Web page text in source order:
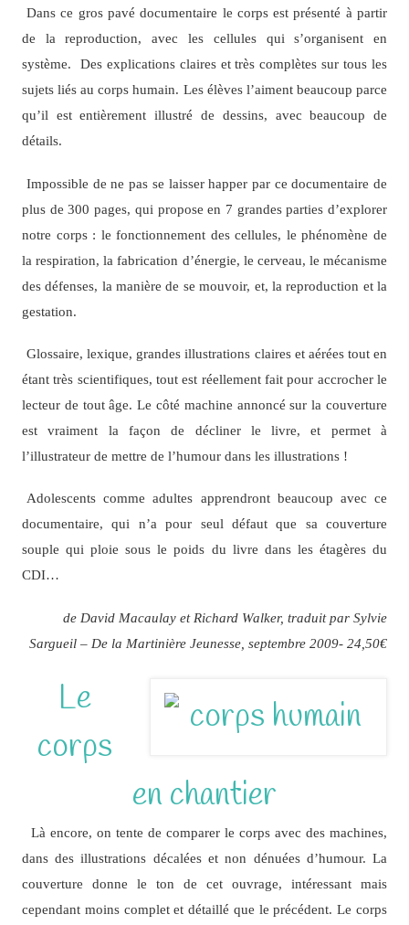
Dans ce gros pavé documentaire le corps est présenté à partir
de la reproduction, avec les cellules qui s’organisent en
système. Des explications claires et très complètes sur tous les
sujets liés au corps humain. Les élèves l’aiment beaucoup parce
qu’il est entièrement illustré de dessins, avec beaucoup de
détails.
Impossible de ne pas se laisser happer par ce documentaire de
plus de 300 pages, qui propose en 7 grandes parties d’explorer
notre corps : le fonctionnement des cellules, le phénomène de
la respiration, la fabrication d’énergie, le cerveau, le mécanisme
des défenses, la manière de se mouvoir, et, la reproduction et la
gestation.
Glossaire, lexique, grandes illustrations claires et aérées tout en
étant très scientifiques, tout est réellement fait pour accrocher le
lecteur de tout âge. Le côté machine annoncé sur la couverture
est vraiment la façon de décliner le livre, et permet à
l’illustrateur de mettre de l’humour dans les illustrations !
Adolescents comme adultes apprendront beaucoup avec ce
documentaire, qui n’a pour seul défaut que sa couverture
souple qui ploie sous le poids du livre dans les étagères du
CDI…
de David Macaulay et Richard Walker, traduit par Sylvie
Sargueil – De la Martinière Jeunesse, septembre 2009- 24,50€
Le
corps
en chantier
Là encore, on tente de comparer le corps avec des machines,
dans des illustrations décalées et non dénuées d’humour. La
couverture donne le ton de cet ouvrage, intéressant mais
cependant moins complet et détaillé que le précédent. Le corps